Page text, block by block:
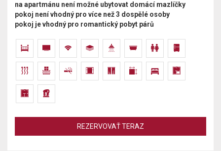
na apartmánu není možné ubytovat domácí mazlíčky
pokoj není vhodný pro více než 3 dospělé osoby
pokoj je vhodný pro romantický pobyt párů
REZERVOVAŤ TERAZ